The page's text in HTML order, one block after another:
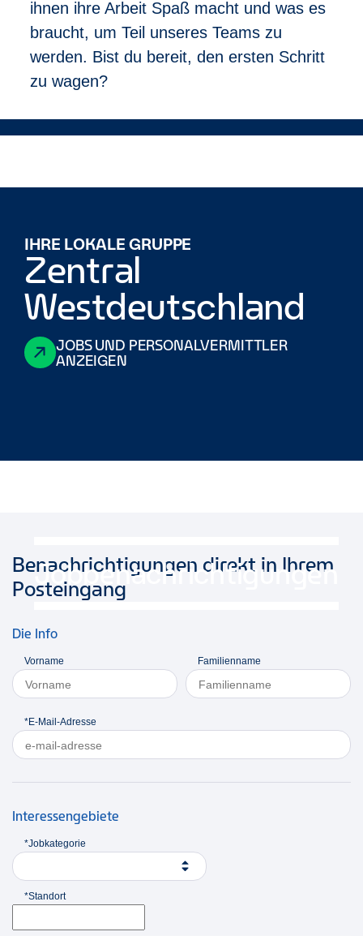
Enterprise ist ein inklusiver Arbeitgeber. Es ist uns
wichtig, eine Vielfalt an Mitarbeitenden mit den
unterschiedlichsten Hintergründen zu beschäftigen.
Daher richtet sich diese Stellenanzeige an alle
Einstellungsprozess teilzunehmen.
ihnen ihre Arbeit Spaß macht und was es
braucht, um Teil unseres Teams zu
werden. Bist du bereit, den ersten Schritt
zu wagen?
IHRE LOKALE GRUPPE
Zentral
Westdeutschland
JOBS UND PERSONALVERMITTLER
ANZEIGEN
Jobbenachrichtigungen
Benachrichtigungen direkt in Ihrem
Posteingang
Die Info
Vorname Familienname
*E-Mail-Adresse
Interessengebiete
*Jobkategorie
*Standort